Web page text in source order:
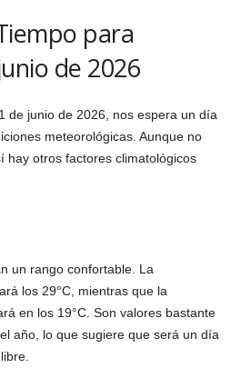
para
de 2026
de junio de 2026, nos espera un día
meteorológicas. Aunque no
hay otros factores climatológicos
un rango confortable. La
los 29°C, mientras que la
en los 19°C. Son valores bastante
año, lo que sugiere que será un día